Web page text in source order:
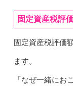
固定資産税評
固定資産税評価
ます。
「なぜ一緒にお